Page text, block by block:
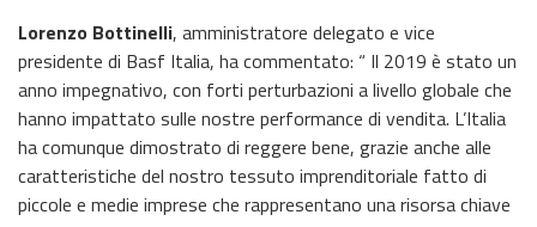
Lorenzo Bottinelli, amministratore delegato e vice
presidente di Basf Italia, ha commentato: “ Il 2019 è stato un
anno impegnativo, con forti perturbazioni a livello globale che
hanno impattato sulle nostre performance di vendita. L’Italia
ha comunque dimostrato di reggere bene, grazie anche alle
caratteristiche del nostro tessuto imprenditoriale fatto di
piccole e medie imprese che rappresentano una risorsa chiave